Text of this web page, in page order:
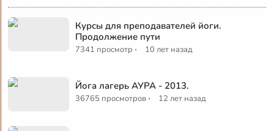
Курсы для преподавателей йоги.
Продолжение пути
7341 просмотр · 10 лет назад
Йога лагерь АУРА - 2013.
36765 просмотров · 12 лет назад